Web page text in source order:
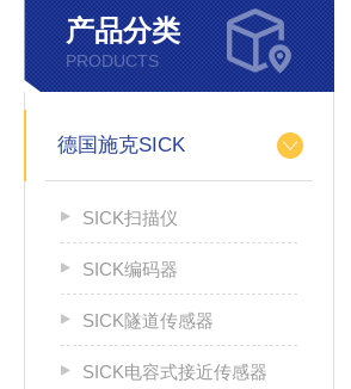
产品分类
PRODUCTS
德国施克SICK
SICK扫描仪
SICK编码器
SICK隧道传感器
SICK电容式接近传感器